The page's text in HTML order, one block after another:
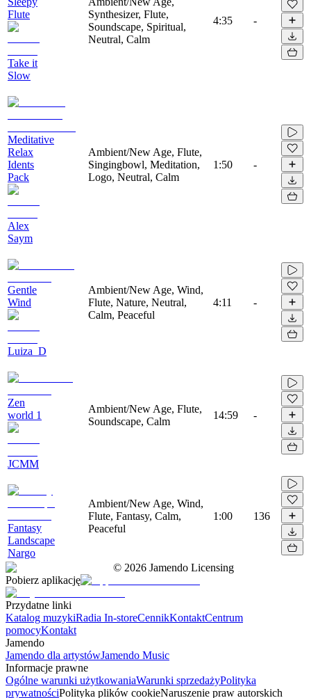
Flute
Take it
Slow
Synthesizer, Flute,
Soundscape, Spiritual,
Neutral, Calm
4:35 -
Meditative
Relax
Idents
Pack
Alex
Saym
Ambient/New Age, Flute,
Singingbowl, Meditation,
Logo, Neutral, Calm
1:50 -
Gentle
Wind
Luiza_D
Ambient/New Age, Wind,
Flute, Nature, Neutral,
Calm, Peaceful
4:11 -
Zen
world 1
JCMM
Ambient/New Age, Flute,
Soundscape, Calm
14:59 -
Fantasy
Landscape
Nargo
Ambient/New Age, Wind,
Flute, Fantasy, Calm,
Peaceful
1:00 136
© 2026 Jamendo Licensing
Pobierz aplikację
Przydatne linki
Katalog muzykiRadia In-storeCennikKontaktCentrum
pomocyKontakt
Jamendo
Jamendo dla artystówJamendo Music
Informacje prawne
Ogólne warunki użytkowaniaWarunki sprzedażyPolityka
prywatnościPolityka plików cookieNaruszenie praw autorskich